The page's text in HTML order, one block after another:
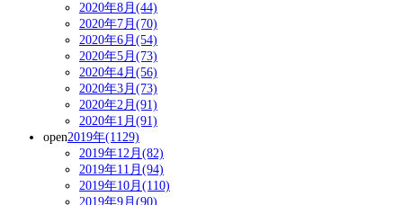
2020年8月(44)
2020年7月(70)
2020年6月(54)
2020年5月(73)
2020年4月(56)
2020年3月(73)
2020年2月(91)
2020年1月(91)
open2019年(1129)
2019年12月(82)
2019年11月(94)
2019年10月(110)
2019年9月(90)